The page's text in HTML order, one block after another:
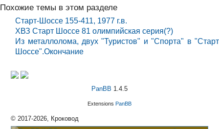
Похожие темы в этом разделе
Старт-Шоссе 155-411, 1977 г.в.
ХВЗ Старт Шоссе 81 олимпийская серия(?)
Из металлолома, двух "Туристов" и "Спорта" в "Старт
Шоссе".Окончание
PanBB 1.4.5
Extensions PanBB
© 2017-2026, Кроковод